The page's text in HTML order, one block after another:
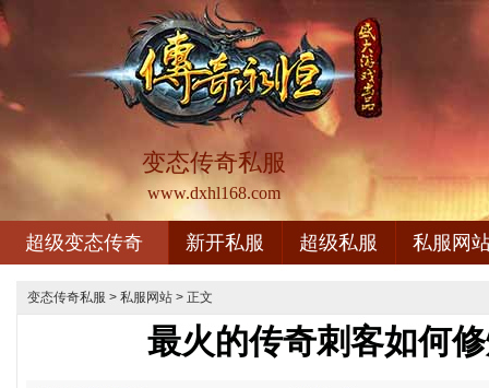
变态传奇私服
www.dxhl168.com
超级变态传奇 新开私服 超级私服 私服网
变态传奇私服 > 私服网站 > 正文
最火的传奇刺客如何